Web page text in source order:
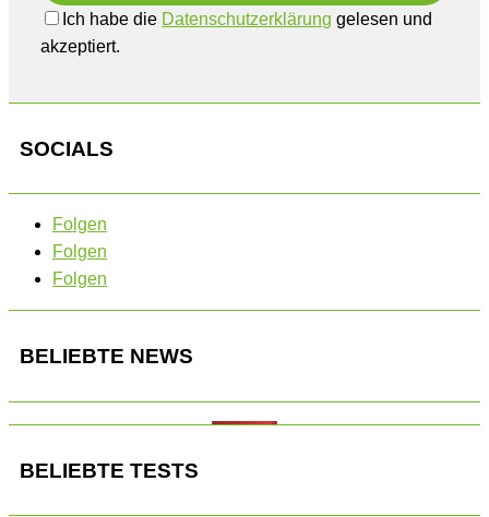
Ich habe die Datenschutzerklärung gelesen und
akzeptiert.
SOCIALS
Folgen
Folgen
Folgen
BELIEBTE NEWS
BELIEBTE TESTS